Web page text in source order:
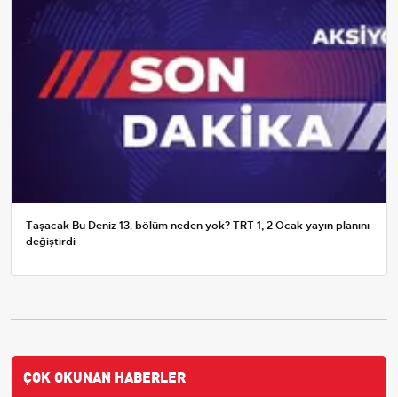
Taşacak Bu Deniz 13. bölüm neden yok? TRT 1, 2 Ocak yayın planını
değiştirdi
ÇOK OKUNAN HABERLER